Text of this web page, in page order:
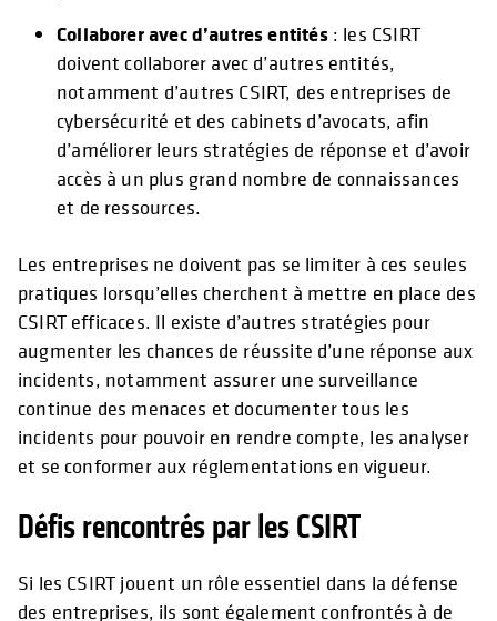
Collaborer avec d’autres entités : les CSIRT
doivent collaborer avec d’autres entités,
notamment d’autres CSIRT, des entreprises de
cybersécurité et des cabinets d’avocats, afin
d’améliorer leurs stratégies de réponse et d’avoir
accès à un plus grand nombre de connaissances
et de ressources.
Les entreprises ne doivent pas se limiter à ces seules
pratiques lorsqu’elles cherchent à mettre en place des
CSIRT efficaces. Il existe d’autres stratégies pour
augmenter les chances de réussite d’une réponse aux
incidents, notamment assurer une surveillance
continue des menaces et documenter tous les
incidents pour pouvoir en rendre compte, les analyser
et se conformer aux réglementations en vigueur.
Défis rencontrés par les CSIRT
Si les CSIRT jouent un rôle essentiel dans la défense
des entreprises, ils sont également confrontés à de